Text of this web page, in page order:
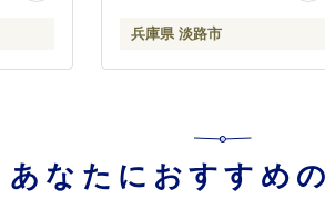
兵庫県 淡路市
あなたにおすすめ